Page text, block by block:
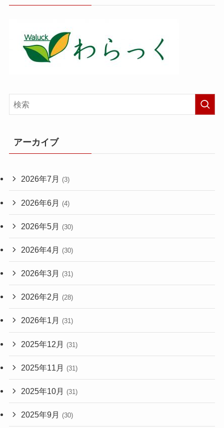
アーカイブ
2026年7月 (3)
2026年6月 (4)
2026年5月 (30)
2026年4月 (30)
2026年3月 (31)
2026年2月 (28)
2026年1月 (31)
2025年12月 (31)
2025年11月 (31)
2025年10月 (31)
2025年9月 (30)